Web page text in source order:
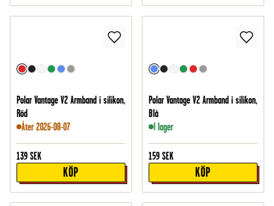
Polar Vantage V2 Armband i silikon,
Röd
Åter 2026-08-07
139 SEK
KÖP
Polar Vantage V2 Armband i silikon,
Blå
I lager
159 SEK
KÖP